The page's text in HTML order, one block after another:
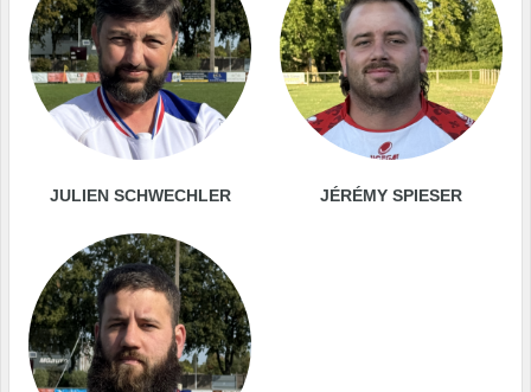
JULIEN SCHWECHLER JÉRÉMY SPIESER